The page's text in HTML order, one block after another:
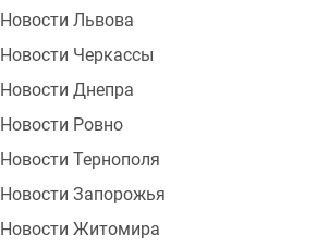
Новости Львова
Новости Черкассы
Новости Днепра
Новости Ровно
Новости Тернополя
Новости Запорожья
Новости Житомира